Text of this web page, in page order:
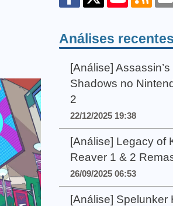
Análises recentes
[Análise]
Shadows no
2
22/12/2025 19:38
[Análise] Legacy of
Reaver 1 & 2
26/09/2025 06:53
[Análise] Spelunker